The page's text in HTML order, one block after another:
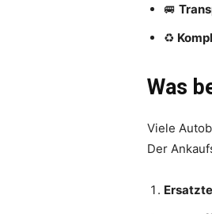
🚐
♻️
Was
Viele
Der